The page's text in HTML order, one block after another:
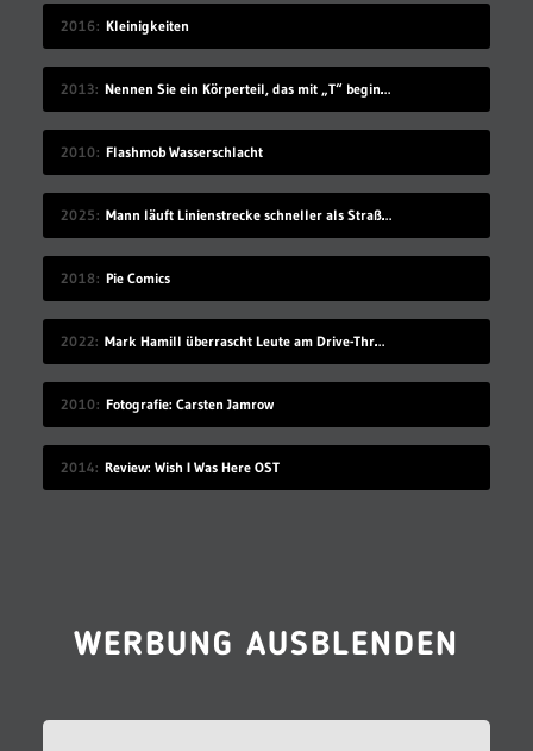
2016 Kleinigkeiten
2013 Nennen Sie ein Körperteil, das mit „T“ beginnt
2010 Flashmob Wasserschlacht
2025 Mann läuft Linienstrecke schneller als Straßenbahn
2018 Pie Comics
2022 Mark Hamill überrascht Leute am Drive-Thru-Schalter
2010 Fotografie: Carsten Jamrow
2014 Review: Wish I Was Here OST
WERBUNG AUSBLENDEN